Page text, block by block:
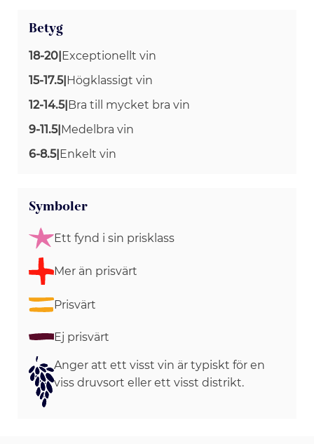
Betyg
18-20 Exceptionellt vin
15-17.5| Högklassigt vin
12-14.5| Bra till mycket bra vin
9-11.5| Medelbra vin
6-8.5| Enkelt vin
Symboler
Ett fynd i sin prisklass
Mer än prisvärt
Prisvärt
Ej prisvärt
Anger att ett visst vin är typiskt för en
viss druvsort eller ett visst distrikt.